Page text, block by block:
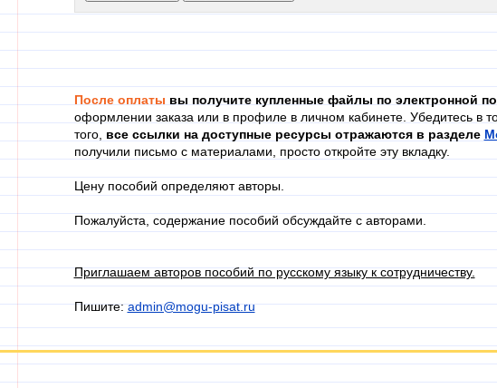
После оплаты вы получите купленные файлы по электронной
оформлении заказа или в профиле в личном кабинете. Убедитесь в
того, все ссылки на доступные ресурсы отражаются в разделе
получили письмо с материалами, просто откройте эту вкладку.
Цену пособий определяют авторы.
Пожалуйста, содержание пособий обсуждайте с авторами.
Приглашаем авторов пособий по русскому языку к сотрудничеству.
Пишите:admin@mogu-pisat.ru